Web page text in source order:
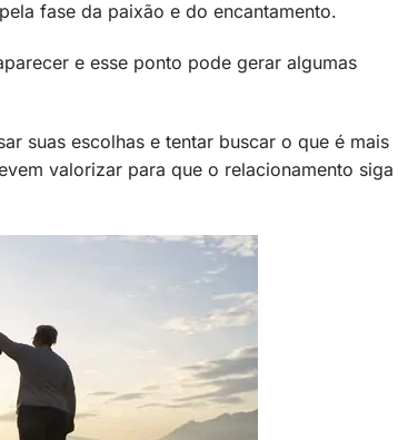
fase da paixão e do encantamento.
e esse ponto pode gerar algumas
suas escolhas e tentar buscar o que é mais
valorizar para que o relacionamento siga